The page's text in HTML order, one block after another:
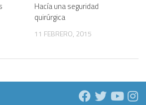
Hacía una seguridad
quirúrgica
11 FEBRERO, 2015